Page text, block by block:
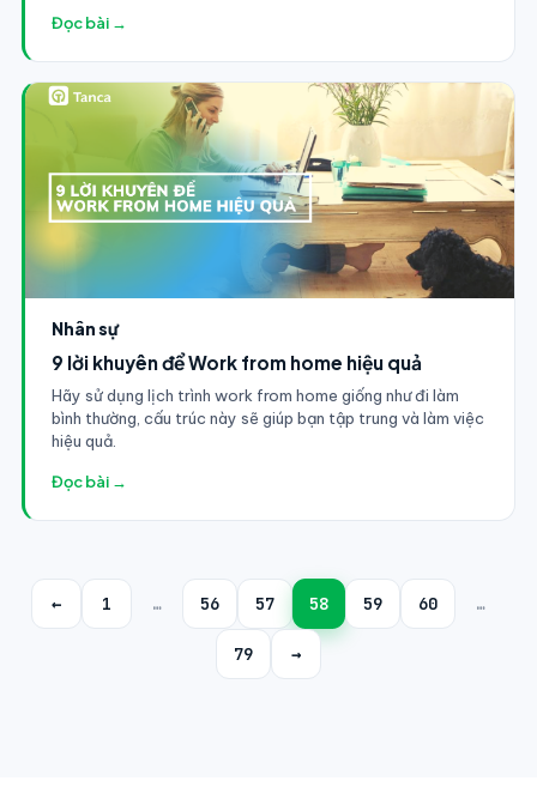
Đọc bài →
Nhân sự
9 lời khuyên để Work from home hiệu quả
Hãy sử dụng lịch trình work from home giống như đi làm
bình thường, cấu trúc này sẽ giúp bạn tập trung và làm việc
hiệu quả.
Đọc bài →
← 1 … 56 57 58 59 60 …
79 →